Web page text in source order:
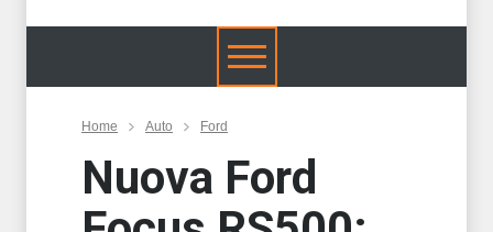
Home Auto Ford
Nuova Ford